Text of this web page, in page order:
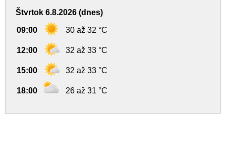
Štvrtok 6.8.2026 (dnes)
09:00 30 až 32 °C
12:00 32 až 33 °C
15:00 32 až 33 °C
18:00 26 až 31 °C